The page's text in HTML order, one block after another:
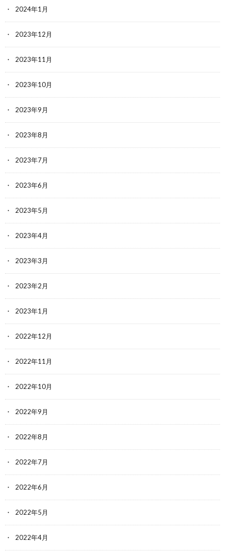
2024年1月
2023年12月
2023年11月
2023年10月
2023年9月
2023年8月
2023年7月
2023年6月
2023年5月
2023年4月
2023年3月
2023年2月
2023年1月
2022年12月
2022年11月
2022年10月
2022年9月
2022年8月
2022年7月
2022年6月
2022年5月
2022年4月